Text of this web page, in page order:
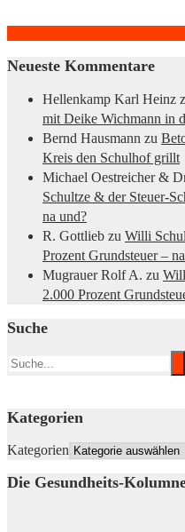
Neueste Kommentare
Hellenkamp Karl Heinz
mit Deike Wichmann in
Bernd Hausmann zu
Kreis den Schulhof grillt
Michael Oestreicher &
Schultze & der Steuer-
na und?
R. Gottlieb zu Willi
Prozent Grundsteuer –
Mugrauer Rolf A. zu
2.000 Prozent
Suche
Kategorien
Kategorien
Die Gesundheits-